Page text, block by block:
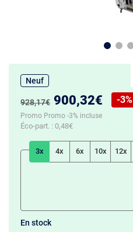
Neuf
Ancien prix :
928,17€ Nouveau prix :
900,32€
Réduction de :
-3%
Promo Promo -3% incluse
Éco-part. : 0,48€
3x 4x 6x 10x 12x
En stock